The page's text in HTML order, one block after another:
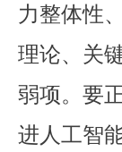
力整体性
理论、关
弱项。要
进人工智